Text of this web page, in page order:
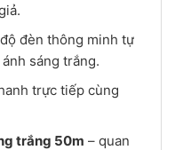
đèn thông minh tự
sáng trắng.
trực tiếp cùng
trắng 50m – quan